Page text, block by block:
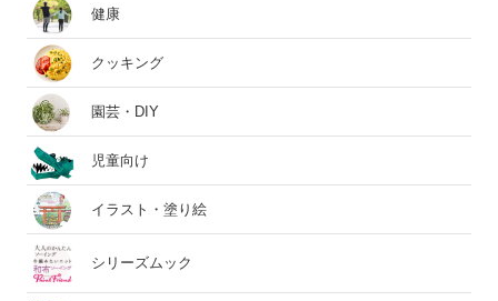
健康
クッキング
園芸・DIY
児童向け
イラスト・塗り絵
シリーズムック